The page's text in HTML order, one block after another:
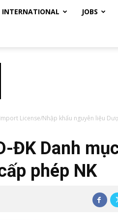
INTERNATIONAL JOBS
License/Nhập khẩu nguyên liệu
ĐK Danh
phép NK